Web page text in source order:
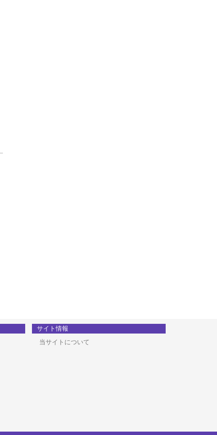
サイト情報
当サイトについて